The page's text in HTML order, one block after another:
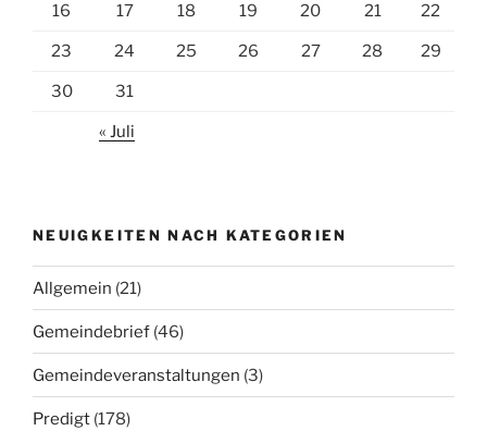
16 17 18 19 20 21 22
23 24 25 26 27 28 29
30 31
« Juli
NEUIGKEITEN NACH KATEGORIEN
Allgemein (21)
Gemeindebrief (46)
Gemeindeveranstaltungen (3)
Predigt (178)